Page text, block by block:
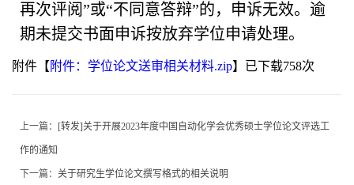
再次评阅”或“不同意答辩”的，申诉无效。逾
期未提交书面申诉按放弃学位申请处理。
附件【 附件：学位论文送审相关材料​.zip】已下载758次
上一篇： [转发]关于开展2023年度中国自动化学会优秀硕士学位论文评选工
作的通知
下一篇： 关于研究生学位论文撰写格式的相关说明